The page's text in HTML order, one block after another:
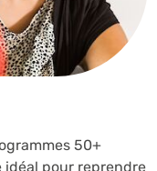
50+
pour reprendre